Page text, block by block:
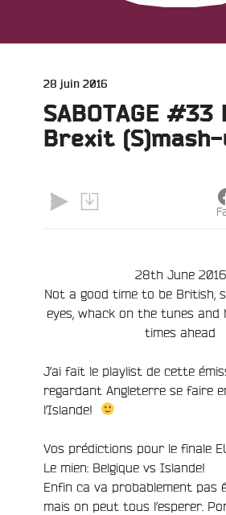
Publié
28 juin 2016
SABOTAGE
Brexit
28th June 2016
Not a good time to be British,
eyes, whack on the tunes
times ahead
J’ai fait le playlist de cette
regardant Angleterre se faire
l’Islande!
Vos prédictions pour le finale
Le mien: Belgique vs Islande!
Enfin ca va probablement pas
mais on peut tous l’esperer.